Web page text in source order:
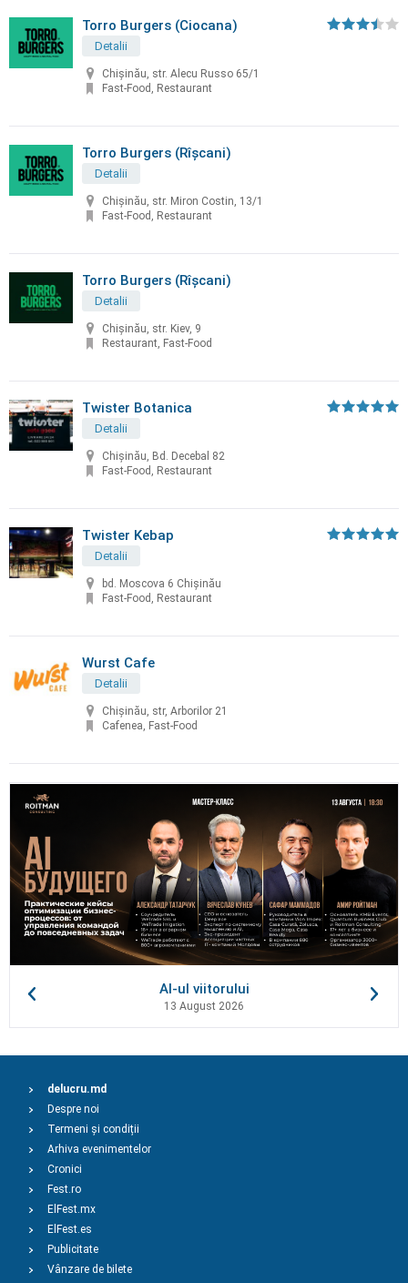
Torro Burgers (Ciocana)
Detalii
Chișinău, str. Alecu Russo 65/1
Fast-Food, Restaurant
Torro Burgers (Rîșcani)
Detalii
Chişinău, str. Miron Costin, 13/1
Fast-Food, Restaurant
Torro Burgers (Rîșcani)
Detalii
Chișinău, str. Kiev, 9
Restaurant, Fast-Food
Twister Botanica
Detalii
Chișinău, Bd. Decebal 82
Fast-Food, Restaurant
Twister Kebap
Detalii
bd. Moscova 6 Chișinău
Fast-Food, Restaurant
Wurst Cafe
Detalii
Chișinău, str, Arborilor 21
Cafenea, Fast-Food
AI-ul viitorului
13 August 2026
delucru.md
Despre noi
Termeni și condiții
Arhiva evenimentelor
Cronici
Fest.ro
ElFest.mx
ElFest.es
Publicitate
Vânzare de bilete